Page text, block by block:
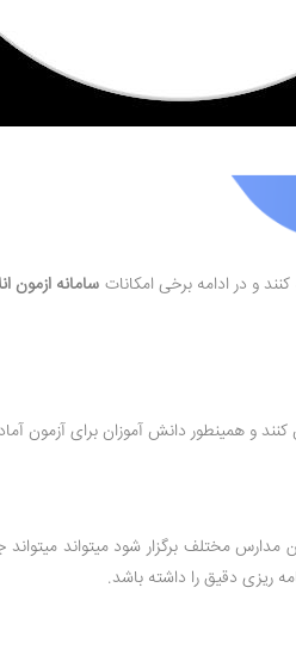
و در ادامه برخی امکانات سامانه ازمون
کنند و همینطور دانش آموزان برای آزمون
مختلف برگزار شود میتواند
ریزی دقیق را داشته باشد.